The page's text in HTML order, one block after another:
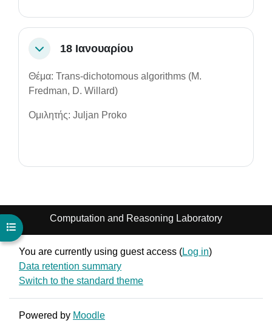
Open course index
Collapse18 Ιανουαρίου
Θέμα: Trans-dichotomous algorithms (M.
Fredman, D. Willard)
Ομιλητής: Juljan Proko
Computation and Reasoning Laboratory
You are currently using guest access (Log in)
Data retention summary
Switch to the standard theme
Powered by Moodle